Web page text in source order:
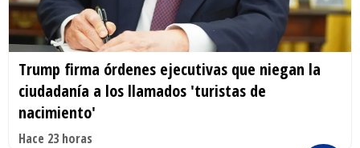
Trump firma órdenes ejecutivas que niegan la
ciudadanía a los llamados 'turistas de
nacimiento'
Hace 23 horas